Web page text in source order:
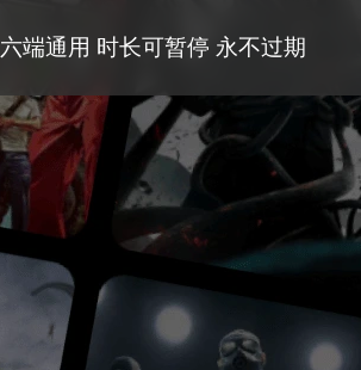
六端通用 时长可暂停 永不过期